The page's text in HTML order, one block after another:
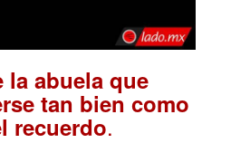
la abuela que
tan bien como
recuerdo.